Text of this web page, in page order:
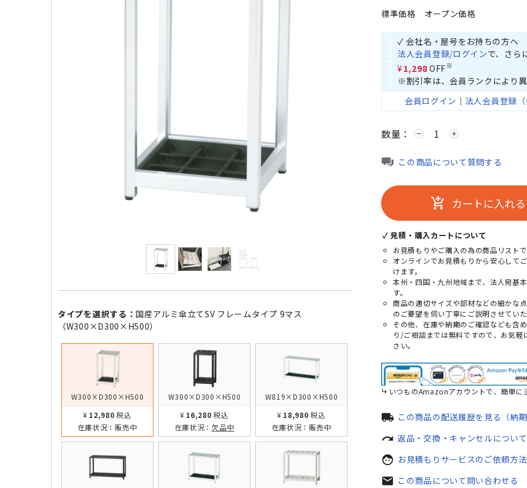
タイプを選択する： 国産アルミ傘立てSV フレームタイプ 9マス
（W300×D300×H500）
W300×D300×H500
¥12,980 税込
在庫状況： 販売中
W300×D300×H500
¥16,280 税込
在庫状況：欠品中
W819×D300×H500
¥18,980 税込
在庫状況： 販売中
標準価格 オープン価格
✓ 会社名・屋号をお持ちの方へ
法人会員登録/ログインで、さら
¥1,298 OFF※
※割引率は、会員ランクにより
会員ログイン ｜ 法人会員登録
数量： remove add
この商品について質問する
add_shopping_cart カートに入れる
✓ 見積・購入カートについて
お見積もりやご購入の為の商品リスト
オンラインでお見積もりから安心して
けます。
本州・四国・九州地域まで、法人宛基
す。
商品の適切サイズや部材などの細かな
のご要望を伺い丁寧にご説明させてい
その他、在庫や納期のご確認なども含
り/ご相談までは無料ですので、お気軽
さい。
いつものAmazonアカウントで、簡単に
local_shipping この商品の配送履歴を見る（納
redo 返品・交換・キャンセルについて
face お見積もりサービスのご依頼方法
mail この商品について問い合わせる